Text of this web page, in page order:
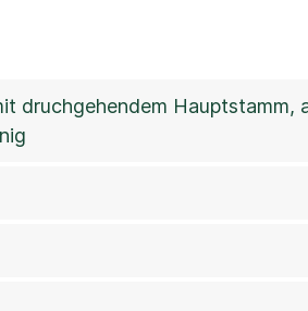
druchgehendem Hauptstamm,